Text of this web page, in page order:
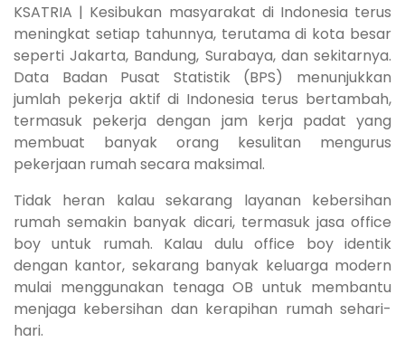
KSATRIA | Kesibukan masyarakat di Indonesia terus
meningkat setiap tahunnya, terutama di kota besar
seperti Jakarta, Bandung, Surabaya, dan sekitarnya.
Data Badan Pusat Statistik (BPS) menunjukkan
jumlah pekerja aktif di Indonesia terus bertambah,
termasuk pekerja dengan jam kerja padat yang
membuat banyak orang kesulitan mengurus
pekerjaan rumah secara maksimal.
Tidak heran kalau sekarang layanan kebersihan
rumah semakin banyak dicari, termasuk jasa office
boy untuk rumah. Kalau dulu office boy identik
dengan kantor, sekarang banyak keluarga modern
mulai menggunakan tenaga OB untuk membantu
menjaga kebersihan dan kerapihan rumah sehari-
hari.